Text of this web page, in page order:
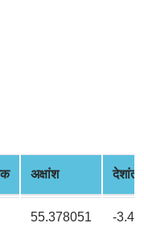
अक्षांश देशांतर
55.378051 -